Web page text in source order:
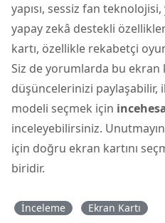
yapısı, sessiz fan
yapay zekâ destekli
kartı, özellikle rekabetçi
Siz de yorumlarda bu ekran
düşüncelerinizi paylaşabilir,
modeli seçmek için
inceleyebilirsiniz.
için doğru ekran kartını
biridir.
İnceleme Ekran Kartı